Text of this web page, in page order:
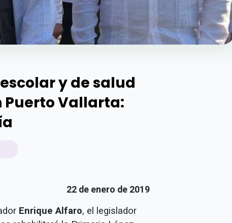
y de salud
Puerto Vallarta:
22 de enero de 2019
Enrique Alfaro, el legislador